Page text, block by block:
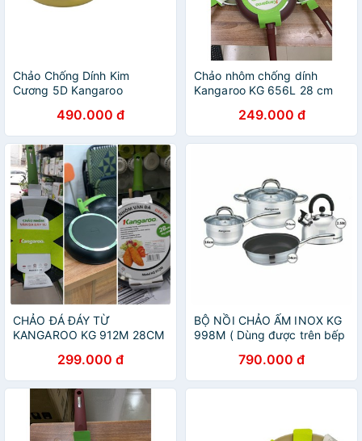
Chảo Chống Dính Kim
Cương 5D Kangaroo
không đẹp490.000 đ
Chảo nhôm chống dính
Kangaroo KG 656L 28 cm
249.000 đ
CHẢO ĐÁ ĐÁY TỪ
KANGAROO KG 912M 28CM
299.000 đ
BỘ NỒI CHẢO ẤM INOX KG
998M ( Dùng được trên bếp
790.000 đ